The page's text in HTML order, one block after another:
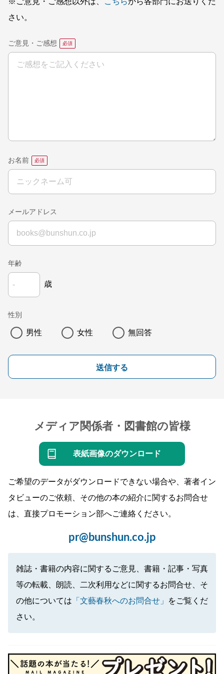
※ご意見・ご感想以外は、
こちらから各部門にお送りくだ
さい。
ご意見・ご感想
お名前
メールアドレス
年齢
歳
性別
男性 女性 無回答
送信する
メディア関係者・図書館の皆様
表紙画像のダウンロード
ご希望のデータがダウンロードできない場合や、著者イン
タビューのご依頼、その他の本の紹介に関するお問合せ
は、直接プロモーション部へご連絡ください。
pr@bunshun.co.jp
雑誌・書籍の内容に関するご意見、書籍・記事・写真
等の転載、朗読、二次利用などに関するお問合せ、そ
の他については 「文藝春秋へのお問合せ」
をご覧くだ
さい。